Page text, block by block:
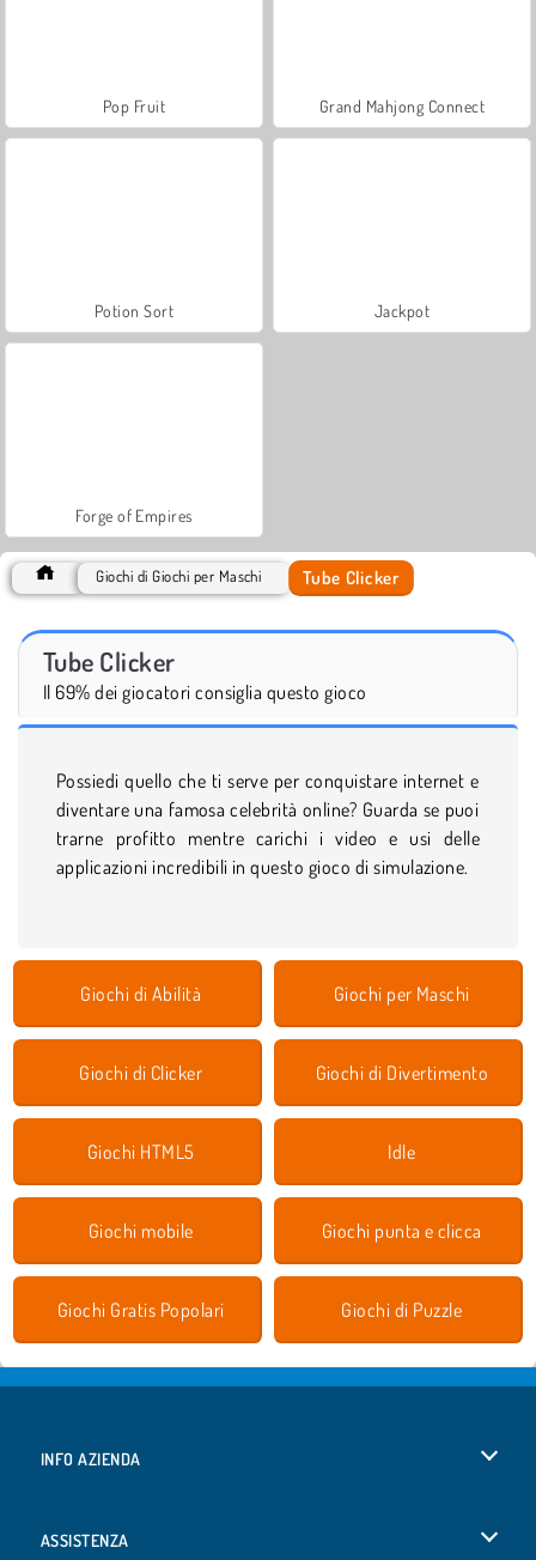
Pop Fruit Grand Mahjong Connect
Potion Sort Jackpot
Forge of Empires
Giochi di Giochi per Maschi Tube Clicker
Tube Clicker
Il 69% dei giocatori consiglia questo gioco
Possiedi quello che ti serve per conquistare internet e
diventare una famosa celebrità online? Guarda se puoi
trarne profitto mentre carichi i video e usi delle
applicazioni incredibili in questo gioco di simulazione.
Giochi di Abilità Giochi per Maschi
Giochi di Clicker Giochi di Divertimento
Giochi HTML5 Idle
Giochi mobile Giochi punta e clicca
Giochi Gratis Popolari Giochi di Puzzle
INFO AZIENDA
ASSISTENZA